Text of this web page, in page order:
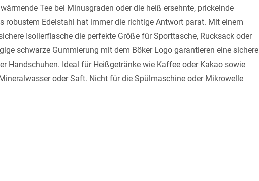
Tee bei Minusgraden oder die heiß ersehnte, prickelnde
robustem Edelstahl hat immer die richtige Antwort parat. Mit einem
Isolierflasche die perfekte Größe für Sporttasche, Rucksack oder
schwarze Gummierung mit dem Böker Logo garantieren eine sichere
Handschuhen. Ideal für Heißgetränke wie Kaffee oder Kakao sowie
oder Saft. Nicht für die Spülmaschine oder Mikrowelle